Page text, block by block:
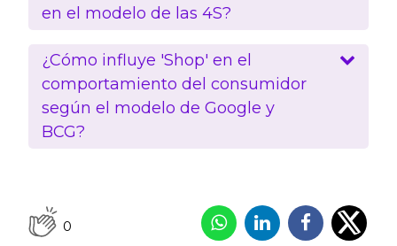
en el modelo de las 4S?
¿Cómo influye 'Shop' en el
comportamiento del consumidor
según el modelo de Google y
BCG?
0